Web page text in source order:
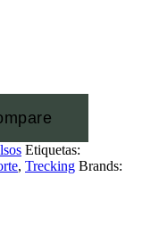
Etiquetas:
, Trecking Brands: